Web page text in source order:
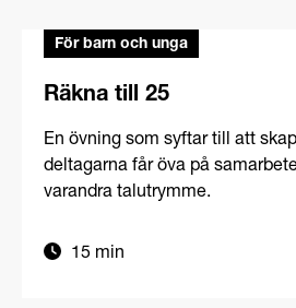
För barn och unga
Räkna till 25
En övning som syftar till att
deltagarna får öva på
varandra talutrymme.
15 min